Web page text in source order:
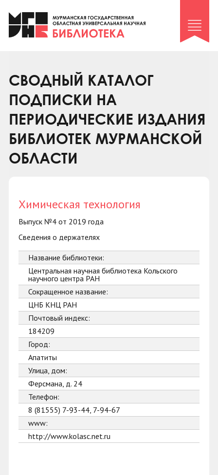
Клуб «Гиря и сельдерей»
Клуб «Семейный архив»
Коллегам
Контакты
СВОДНЫЙ КАТАЛОГ
ПОДПИСКИ НА
ПЕРИОДИЧЕСКИЕ ИЗДАНИЯ
БИБЛИОТЕК МУРМАНСКОЙ
ОБЛАСТИ
Химическая технология
Выпуск №4 от 2019 года
Сведения о держателях
Название библиотеки:
Центральная научная библиотека Кольского
научного центра РАН
Сокращенное название:
ЦНБ КНЦ РАН
Почтовый индекс:
184209
Город:
Апатиты
Улица, дом:
Ферсмана, д. 24
Телефон:
8 (81555) 7-93-44, 7-94-67
www:
http://www.kolasc.net.ru